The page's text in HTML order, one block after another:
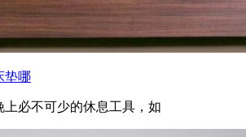
垫哪
上必不可少的休息工具，如